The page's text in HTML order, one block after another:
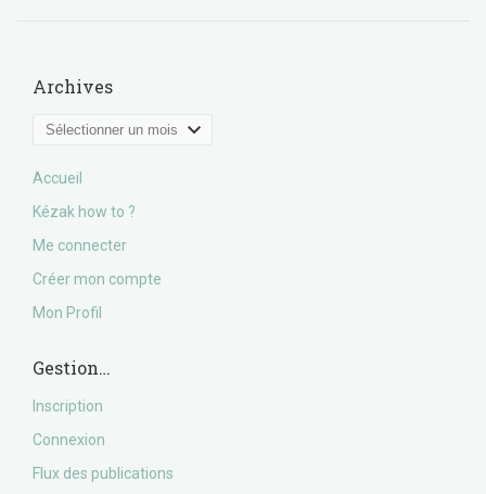
Archives
Archives
Accueil
Kézak how to ?
Me connecter
Créer mon compte
Mon Profil
Gestion…
Inscription
Connexion
Flux des publications